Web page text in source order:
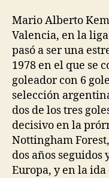
Mario Alberto
Valencia, en la
pasó a ser una
1978 en el que se
goleador con 6
selección
dos de los tres
decisivo en la
Nottingham
dos años
Europa, y en la